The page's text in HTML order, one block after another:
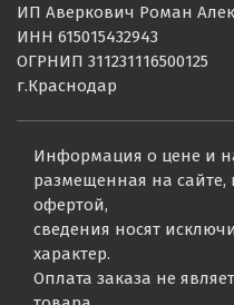
ИП Аверкович Роман
ИНН 615015432943
ОГРНИП 311231116500125
г.Краснодар
Информация о цене и
размещенная на сайте,
офертой,
сведения носят
характер.
Оплата заказа не